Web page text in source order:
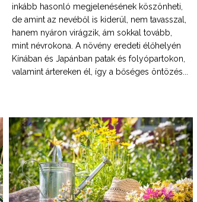
inkább hasonló megjelenésének köszönheti,
de amint az nevéből is kiderül, nem tavasszal,
hanem nyáron virágzik, ám sokkal tovább,
mint névrokona. A növény eredeti élőhelyén
Kínában és Japánban patak és folyópartokon,
valamint ártereken él, így a bőséges öntözés...